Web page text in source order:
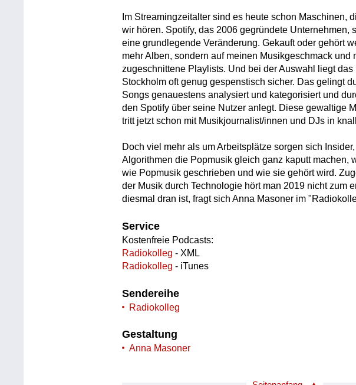
Im Streamingzeitalter sind es heute schon Maschinen,
wir hören. Spotify, das 2006 gegründete Unternehmen,
eine grundlegende Veränderung. Gekauft oder gehört
mehr Alben, sondern auf meinen Musikgeschmack und
zugeschnittene Playlists. Und bei der Auswahl liegt
Stockholm oft genug gespenstisch sicher. Das gelingt
Songs genauestens analysiert und kategorisiert und
den Spotify über seine Nutzer anlegt. Diese gewaltige
tritt jetzt schon mit Musikjournalist/innen und DJs in
Doch viel mehr als um Arbeitsplätze sorgen sich
Algorithmen die Popmusik gleich ganz kaputt machen,
wie Popmusik geschrieben und wie sie gehört wird.
der Musik durch Technologie hört man 2019 nicht zum
diesmal dran ist, fragt sich Anna Masoner im
Service
Kostenfreie Podcasts:
Radiokolleg - XML
Radiokolleg - iTunes
Sendereihe
Radiokolleg
Gestaltung
Anna Masoner